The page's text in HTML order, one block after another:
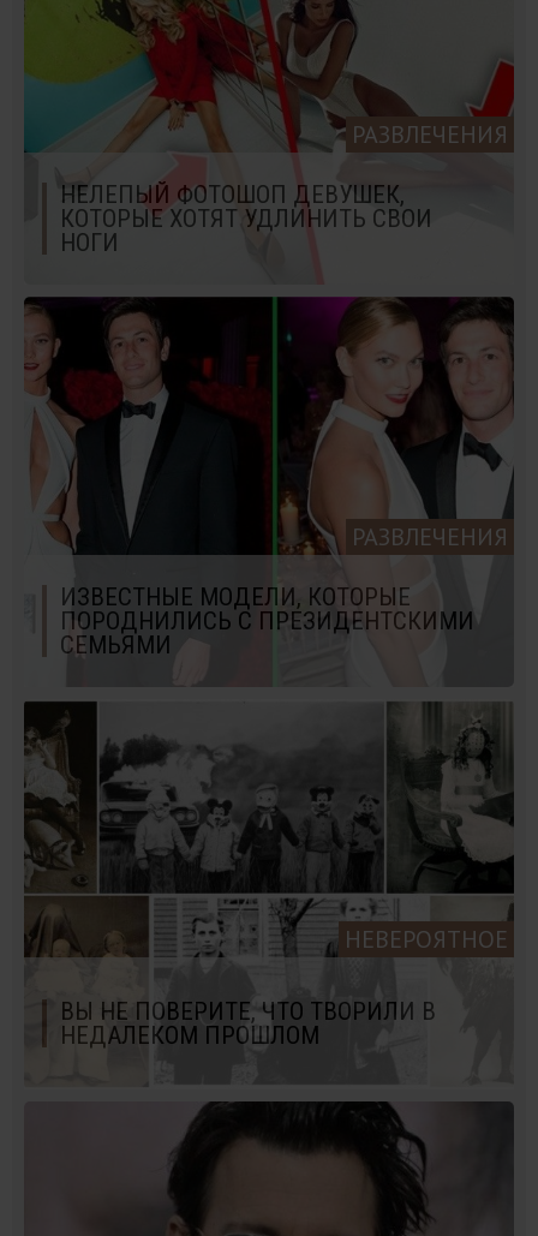
РАЗВЛЕЧЕНИЯ
НЕЛЕПЫЙ ФОТОШОП ДЕВУШЕК,
КОТОРЫЕ ХОТЯТ УДЛИНИТЬ СВОИ
НОГИ
РАЗВЛЕЧЕНИЯ
ИЗВЕСТНЫЕ МОДЕЛИ, КОТОРЫЕ
ПОРОДНИЛИСЬ С ПРЕЗИДЕНТСКИМИ
СЕМЬЯМИ
НЕВЕРОЯТНОЕ
ВЫ НЕ ПОВЕРИТЕ, ЧТО ТВОРИЛИ В
НЕДАЛЕКОМ ПРОШЛОМ